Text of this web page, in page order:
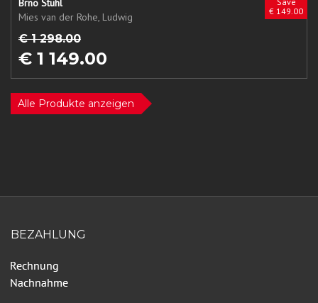
€ 149.00
Brno Stuhl
Mies van der Rohe, Ludwig
€ 1 298.00
€ 1 149.00
Alle Produkte anzeigen
BEZAHLUNG